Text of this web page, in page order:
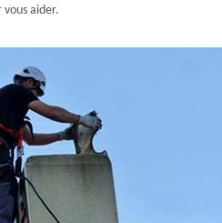
aider.